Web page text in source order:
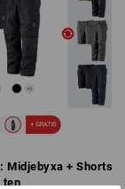
Midjebyxa + Shorts
ten